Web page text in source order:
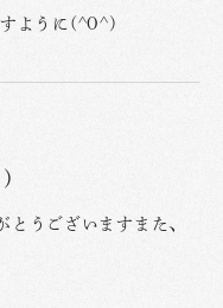
ように(^O^)
)
とうございますまた、